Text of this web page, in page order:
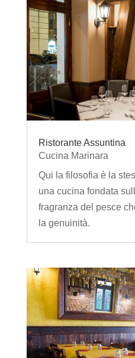
Ristorante Assuntina
Cucina Marinara
Qui la filosofia è la
una cucina fondata
fragranza del pesce
la genuinità.